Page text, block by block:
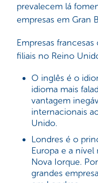
prevalecem lá
empresas em Gran
Empresas
filiais no Reino
O inglês é o
idioma mais
vantagem
internacionais
Unido.
Londres é o
Europa e a
Nova Iorque.
grandes